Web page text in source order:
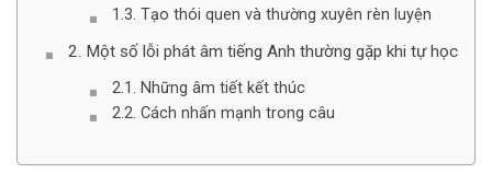
Tạo thói quen và thường xuyên rèn luyện
Một số lỗi phát âm tiếng Anh thường gặp khi tự học
Những âm tiết kết thúc
Cách nhấn mạnh trong câu